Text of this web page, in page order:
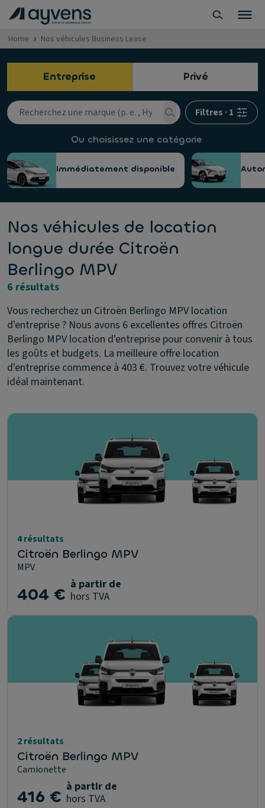
Home Nos véhicules Business Lease
Entreprise Privé
Filtres ·1
Ou choisissez une catégorie
Immédiatement disponible
Nos véhicules de location
longue durée Citroën
Berlingo MPV
6 résultats
Vous recherchez un Citroën Berlingo MPV location
d'entreprise ? Nous avons 6 excellentes offres Citroën
Berlingo MPV location d'entreprise pour convenir à tous
les goûts et budgets. La meilleure offre location
d'entreprise commence à 403 €. Trouvez votre véhicule
idéal maintenant.
4 résultats
Citroën Berlingo MPV
MPV
404 € à partir de
hors TVA
2 résultats
Citroën Berlingo MPV
Camionette
416 € à partir de
hors TVA